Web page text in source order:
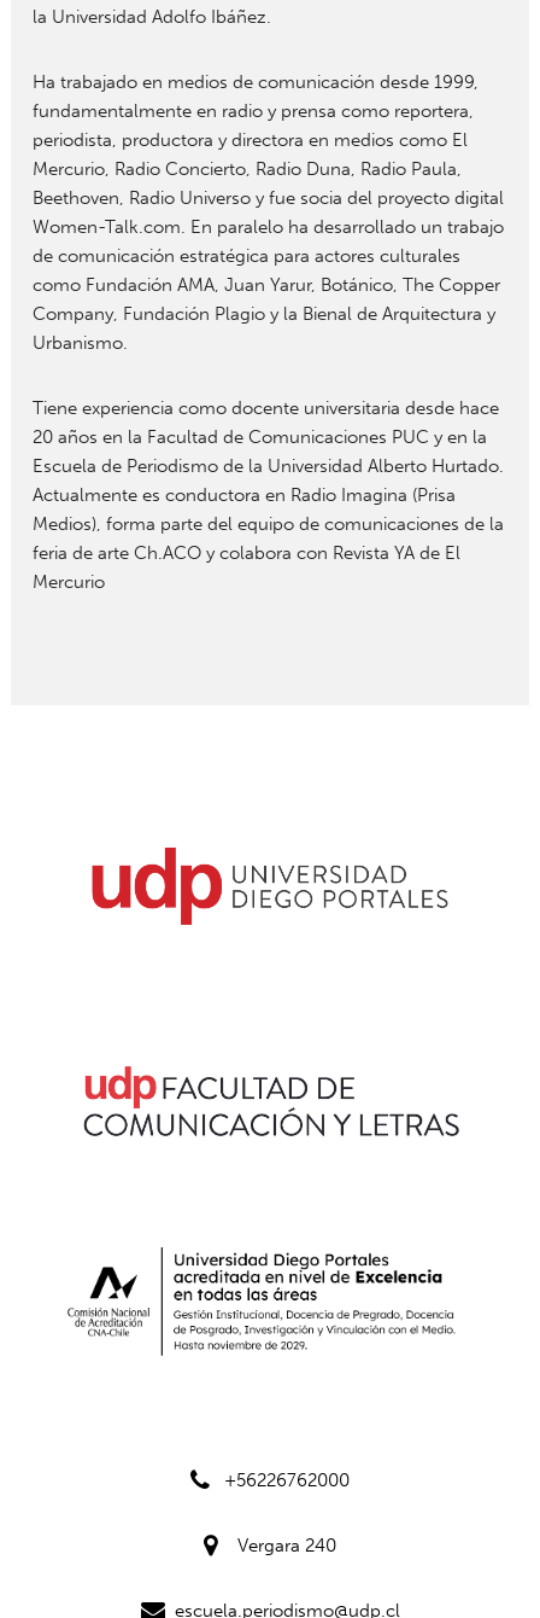
la Universidad Adolfo Ibáñez.
Ha trabajado en medios de comunicación desde 1999,
fundamentalmente en radio y prensa como reportera,
periodista, productora y directora en medios como El
Mercurio, Radio Concierto, Radio Duna, Radio Paula,
Beethoven, Radio Universo y fue socia del proyecto digital
Women-Talk.com. En paralelo ha desarrollado un trabajo
de comunicación estratégica para actores culturales
como Fundación AMA, Juan Yarur, Botánico, The Copper
Company, Fundación Plagio y la Bienal de Arquitectura y
Urbanismo.
Tiene experiencia como docente universitaria desde hace
20 años en la Facultad de Comunicaciones PUC y en la
Escuela de Periodismo de la Universidad Alberto Hurtado.
Actualmente es conductora en Radio Imagina (Prisa
Medios), forma parte del equipo de comunicaciones de la
feria de arte Ch.ACO y colabora con Revista YA de El
Mercurio
+56226762000
Vergara 240
escuela.periodismo@udp.cl